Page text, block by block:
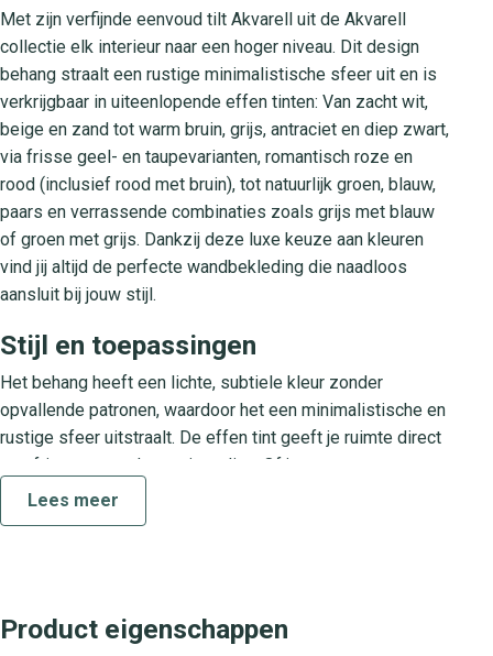
Met zijn verfijnde eenvoud tilt Akvarell uit de Akvarell
collectie elk interieur naar een hoger niveau. Dit design
behang straalt een rustige minimalistische sfeer uit en is
verkrijgbaar in uiteenlopende effen tinten: Van zacht wit,
beige en zand tot warm bruin, grijs, antraciet en diep zwart,
via frisse geel- en taupevarianten, romantisch roze en
rood (inclusief rood met bruin), tot natuurlijk groen, blauw,
paars en verrassende combinaties zoals grijs met blauw
of groen met grijs. Dankzij deze luxe keuze aan kleuren
vind jij altijd de perfecte wandbekleding die naadloos
aansluit bij jouw stijl.
Stijl en toepassingen
Het behang heeft een lichte, subtiele kleur zonder
opvallende patronen, waardoor het een minimalistische en
rustige sfeer uitstraalt. De effen tint geeft je ruimte direct
een frisse en moderne uitstraling. Of je nu een serene
slaapkamer, een chique woonkamer of een stijlvolle
thuiswerkplek inricht, Akvarell past moeiteloos in elk
Lees meer
Product eigenschappen